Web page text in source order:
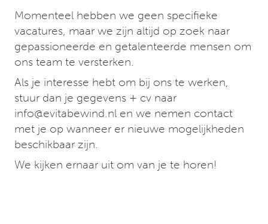
Momenteel hebben we geen specifieke
vacatures, maar we zijn altijd op zoek naar
gepassioneerde en getalenteerde mensen om
ons team te versterken.
Als je interesse hebt om bij ons te werken,
stuur dan je gegevens + cv naar
info@evitabewind.nl en we nemen contact
met je op wanneer er nieuwe mogelijkheden
beschikbaar zijn.
We kijken ernaar uit om van je te horen!